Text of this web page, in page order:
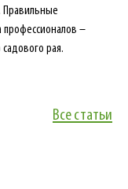
Правильные
–
рая.
Все статьи